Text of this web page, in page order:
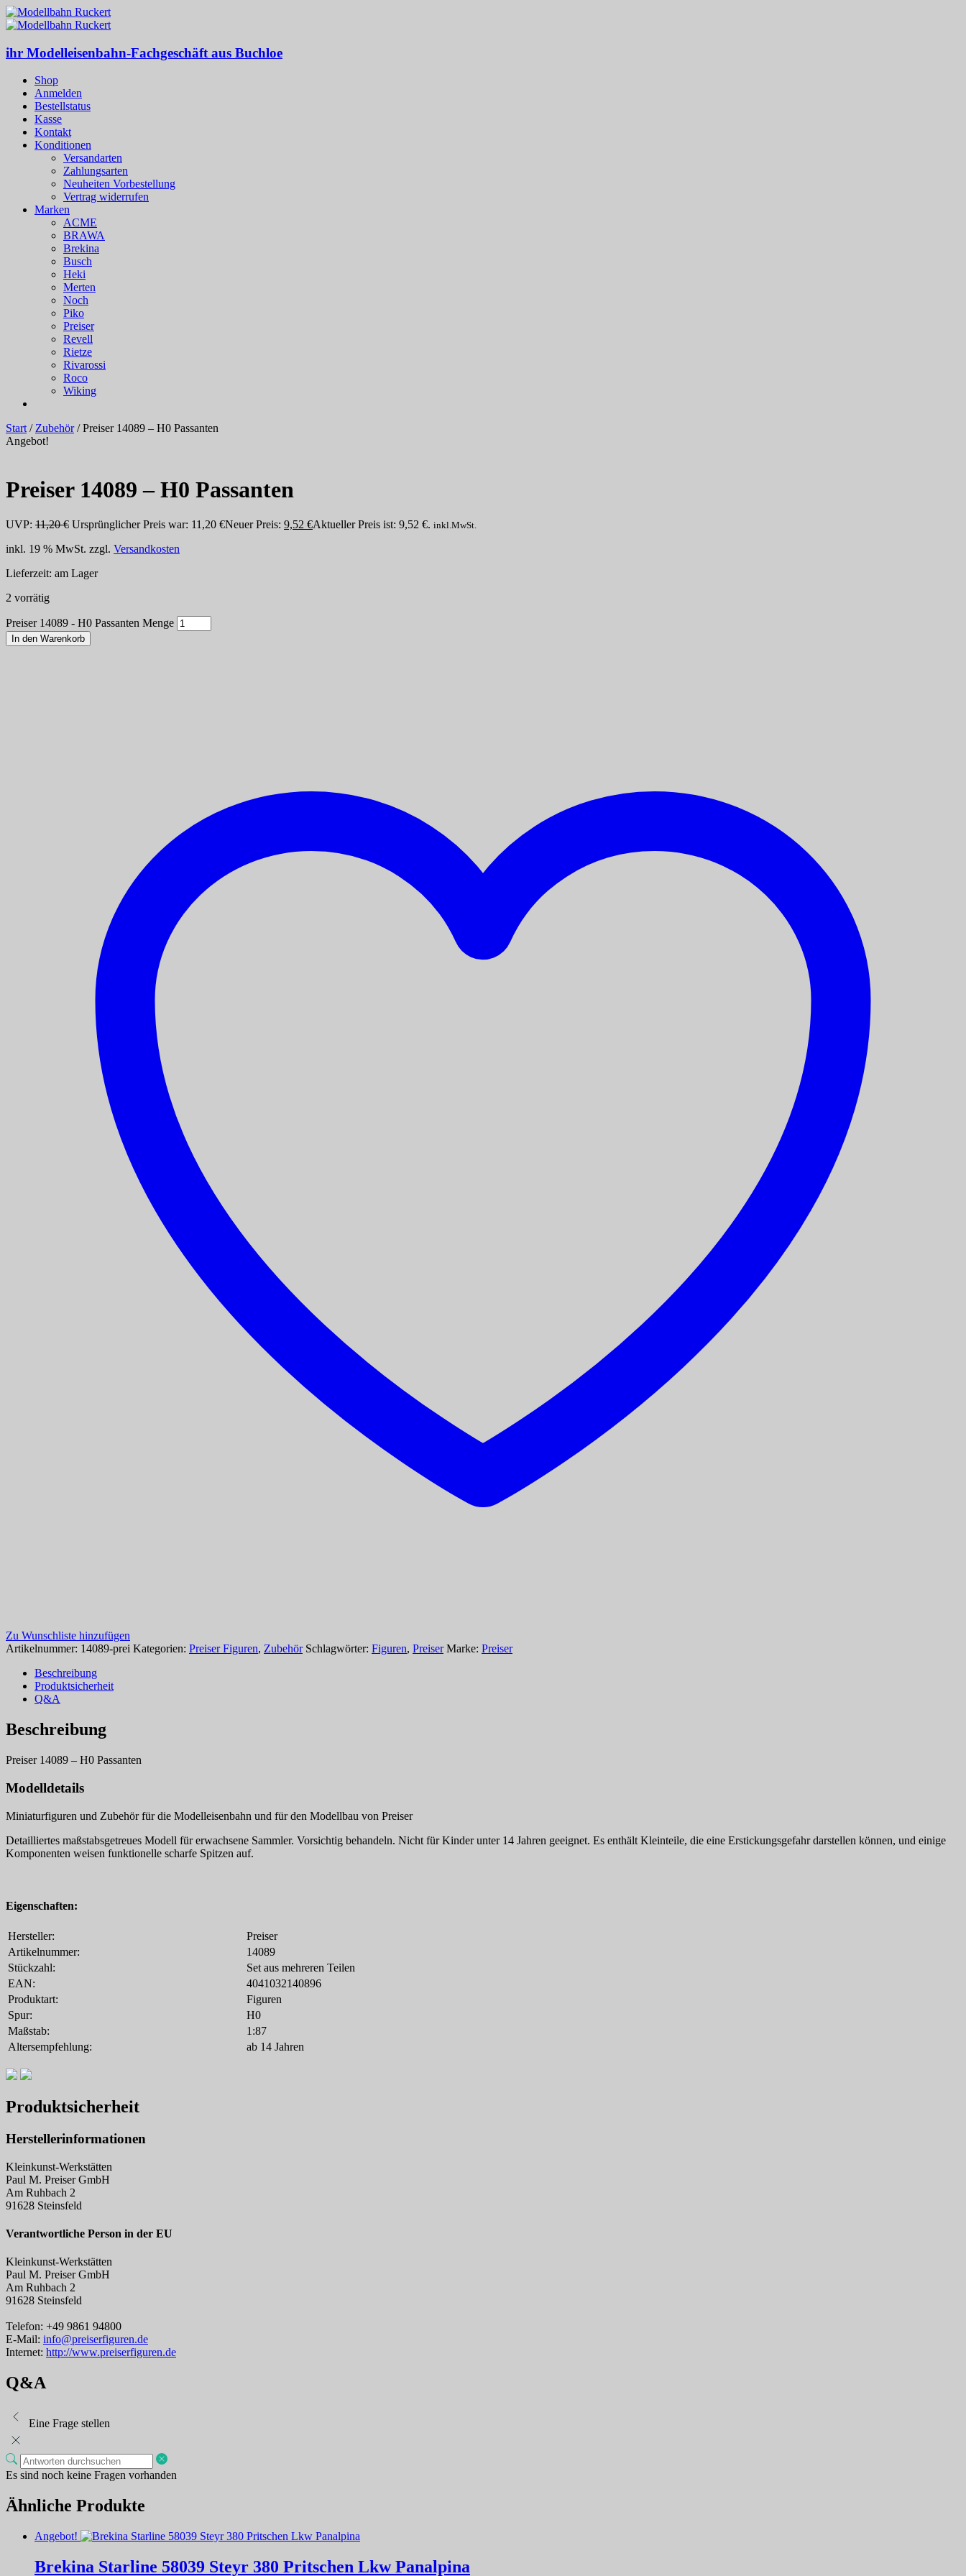
ihr Modelleisenbahn-Fachgeschäft aus Buchloe
Shop
Anmelden
Bestellstatus
Kasse
Kontakt
Konditionen
Versandarten
Zahlungsarten
Neuheiten Vorbestellung
Vertrag widerrufen
Marken
ACME
BRAWA
Brekina
Busch
Heki
Merten
Noch
Piko
Preiser
Revell
Rietze
Rivarossi
Roco
Wiking
Start/Zubehör/ Preiser 14089 – H0 Passanten
Angebot!
Preiser 14089 – H0 Passanten
UVP: 11,20€ Ursprünglicher Preis war: 11,20 €Neuer Preis: 9,52 €Aktueller Preis ist: 9,52 €. inkl.MwSt.
inkl. 19 % MwSt. zzgl. Versandkosten
Lieferzeit: am Lager
2 vorrätig
Preiser 14089 - H0 Passanten Menge
In den Warenkorb
Zu Wunschliste hinzufügen
Artikelnummer: 14089-prei Kategorien: Preiser Figuren, Zubehör Schlagwörter: Figuren, Preiser Marke: Preiser
Beschreibung
Produktsicherheit
Q&A
Beschreibung
Preiser 14089 – H0 Passanten
Modelldetails
Miniaturfiguren und Zubehör für die Modelleisenbahn und für den Modellbau von Preiser
Detailliertes maßstabsgetreues Modell für erwachsene Sammler. Vorsichtig behandeln. Nicht für Kinder unter 14 Jahren geeignet. Es enthält Kleinteile, die eine Erstickungsgefahr darstellen können, und einige
Komponenten weisen funktionelle scharfe Spitzen auf.
Eigenschaften:
Hersteller:
Preiser
Artikelnummer:
14089
Stückzahl:
Set aus mehreren Teilen
EAN:
4041032140896
Produktart:
Figuren
Spur:
H0
Maßstab:
1:87
Altersempfehlung:
ab 14 Jahren
Produktsicherheit
Herstellerinformationen
Kleinkunst-Werkstätten
Paul M. Preiser GmbH
Am Ruhbach 2
91628 Steinsfeld
Verantwortliche Person in der EU
Kleinkunst-Werkstätten
Paul M. Preiser GmbH
Am Ruhbach 2
91628 Steinsfeld
Telefon: +49 9861 94800
E-Mail: info@preiserfiguren.de
Internet: http://www.preiserfiguren.de
Q&A
Eine Frage stellen
Es sind noch keine Fragen vorhanden
Ähnliche Produkte
Angebot!
Brekina Starline 58039 Steyr 380 Pritschen Lkw Panalpina